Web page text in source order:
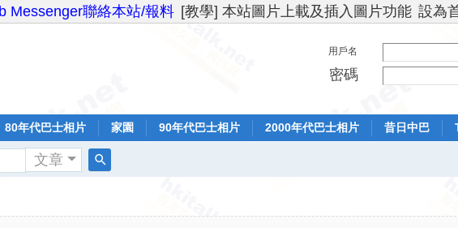
Messenger聯絡本站/報料 [教學] 本站圖片上載及插入圖片功能 設為
用戶名
密碼
80年代巴士相片 家園 90年代巴士相片 2000年代巴士相片 昔日中巴
文章